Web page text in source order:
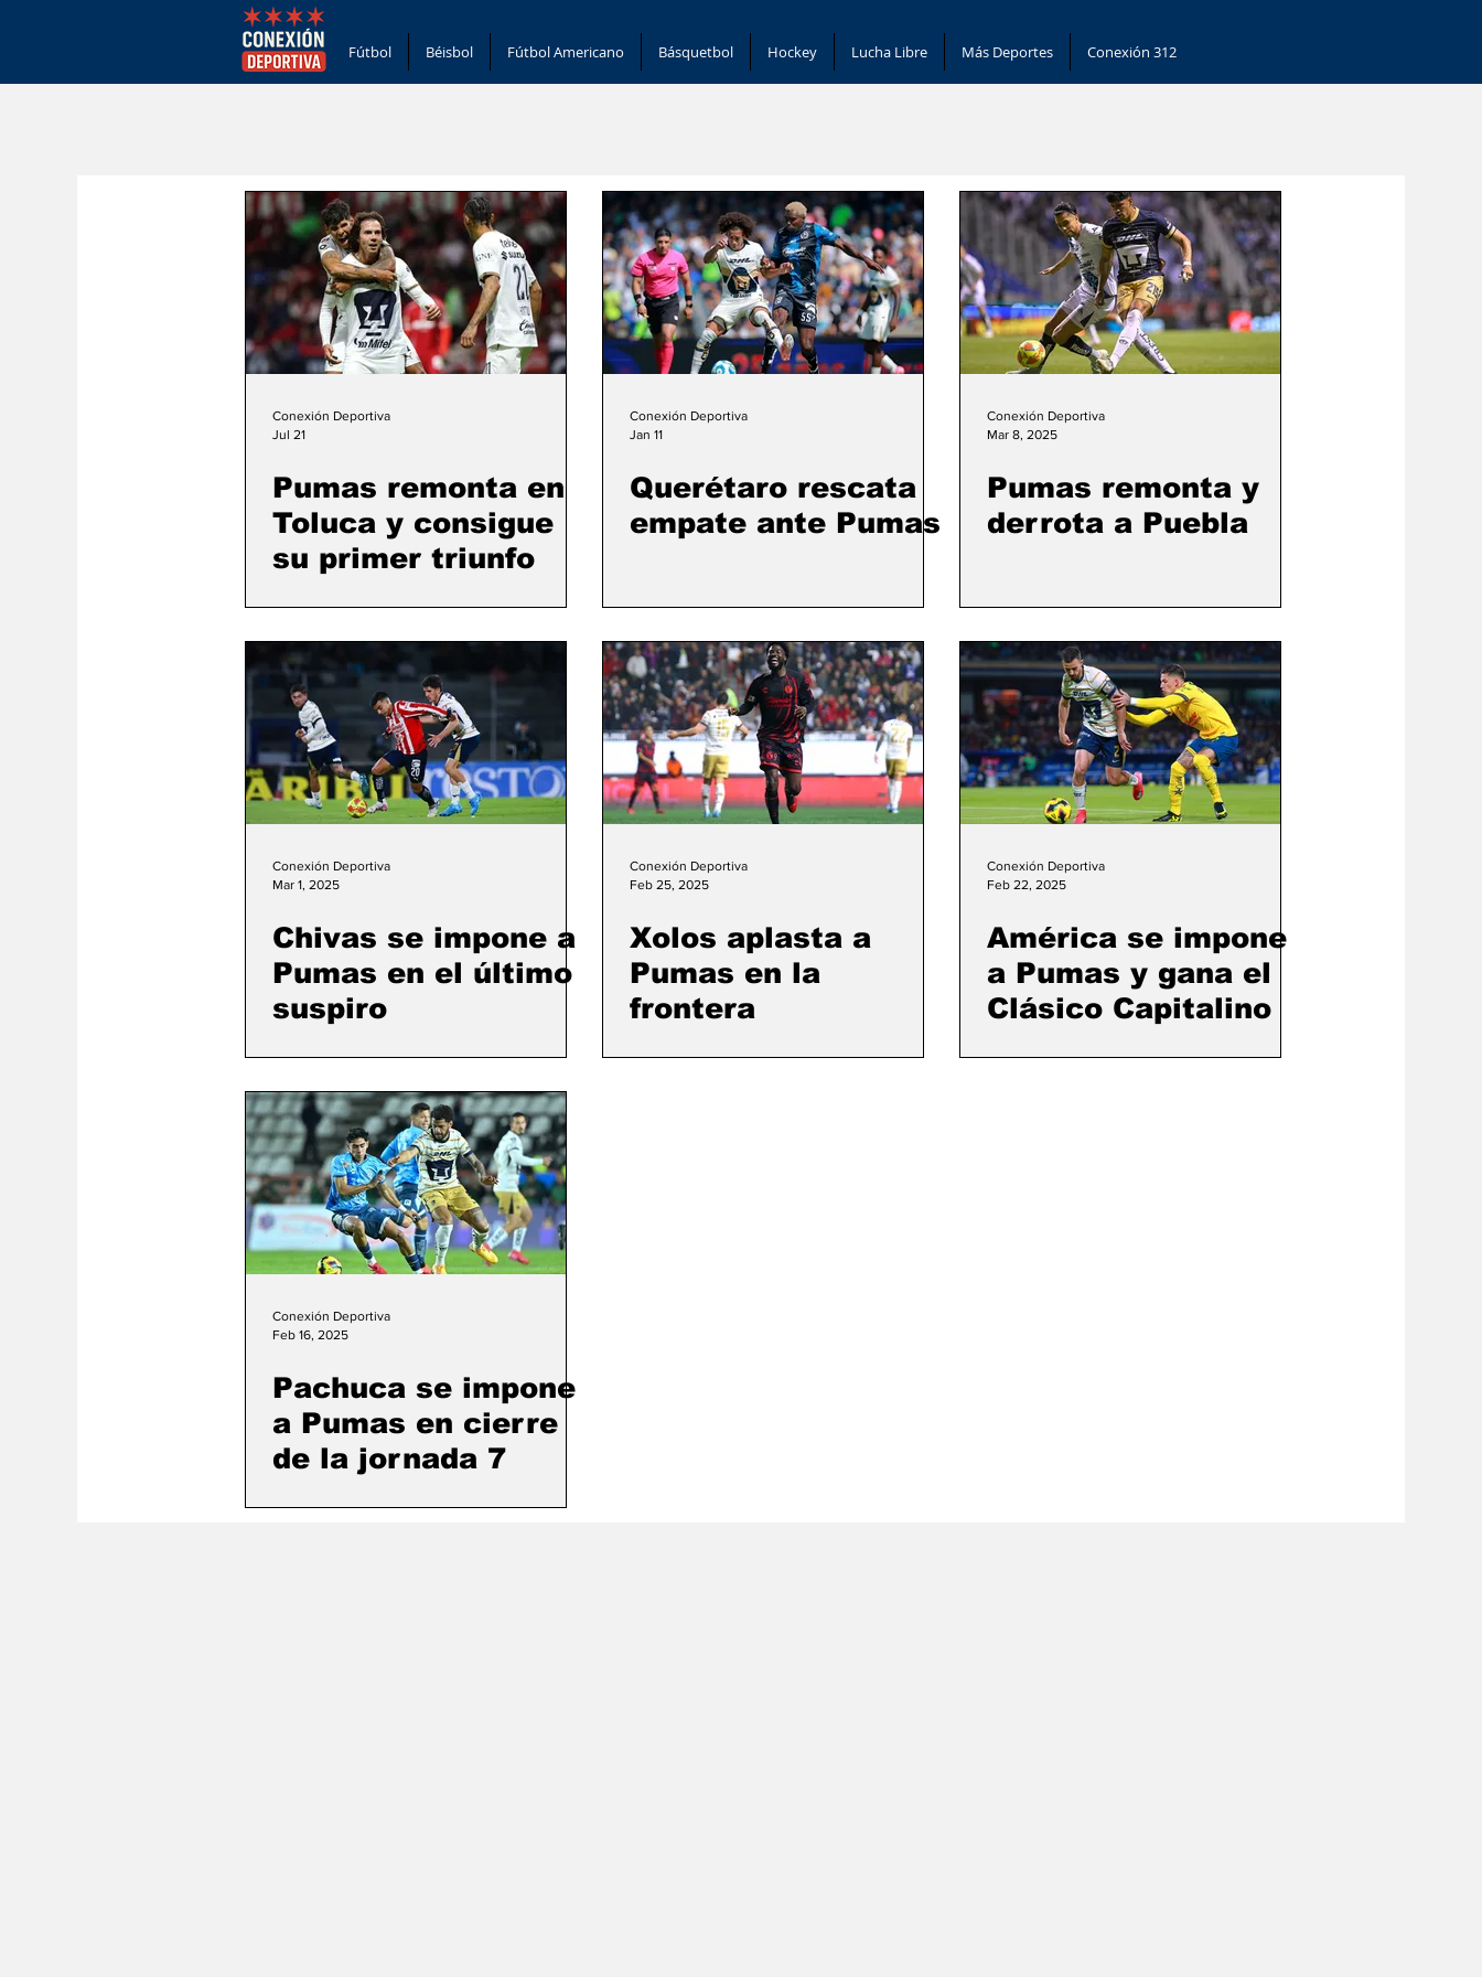
Fútbol Béisbol Fútbol Americano Básquetbol Hockey Lucha Libre Más Deportes Conexión 312
Conexión Deportiva
Jul 21
Pumas remonta en
Toluca y consigue
su primer triunfo
Conexión Deportiva
Jan 11
Querétaro rescata
empate ante Pumas
Conexión Deportiva
Mar 8, 2025
Pumas remonta y
derrota a Puebla
Conexión Deportiva
Mar 1, 2025
Chivas se impone a
Pumas en el último
suspiro
Conexión Deportiva
Feb 25, 2025
Xolos aplasta a
Pumas en la
frontera
Conexión Deportiva
Feb 22, 2025
América se impone
a Pumas y gana el
Clásico Capitalino
Conexión Deportiva
Feb 16, 2025
Pachuca se impone
a Pumas en cierre
de la jornada 7